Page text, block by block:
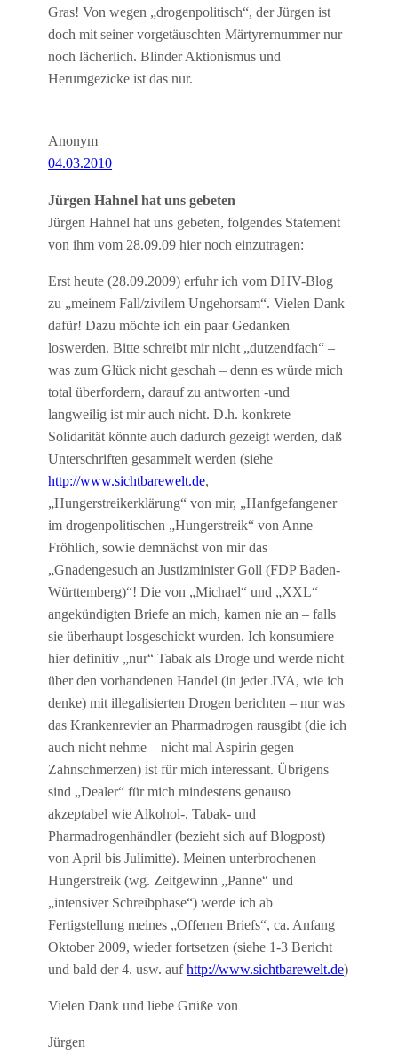
Gras! Von wegen „drogenpolitisch“, der Jürgen ist
doch mit seiner vorgetäuschten Märtyrernummer nur
noch lächerlich. Blinder Aktionismus und
Herumgezicke ist das nur.
Anonym
04.03.2010
Jürgen Hahnel hat uns gebeten
Jürgen Hahnel hat uns gebeten, folgendes Statement
von ihm vom 28.09.09 hier noch einzutragen:
Erst heute (28.09.2009) erfuhr ich vom DHV-Blog
zu „meinem Fall/zivilem Ungehorsam“. Vielen Dank
dafür! Dazu möchte ich ein paar Gedanken
loswerden. Bitte schreibt mir nicht „dutzendfach“ –
was zum Glück nicht geschah – denn es würde mich
total überfordern, darauf zu antworten -und
langweilig ist mir auch nicht. D.h. konkrete
Solidarität könnte auch dadurch gezeigt werden, daß
Unterschriften gesammelt werden (siehe
http://www.sichtbarewelt.de,
„Hungerstreikerklärung“ von mir, „Hanfgefangener
im drogenpolitischen „Hungerstreik“ von Anne
Fröhlich, sowie demnächst von mir das
„Gnadengesuch an Justizminister Goll (FDP Baden-
Württemberg)“! Die von „Michael“ und „XXL“
angekündigten Briefe an mich, kamen nie an – falls
sie überhaupt losgeschickt wurden. Ich konsumiere
hier definitiv „nur“ Tabak als Droge und werde nicht
über den vorhandenen Handel (in jeder JVA, wie ich
denke) mit illegalisierten Drogen berichten – nur was
das Krankenrevier an Pharmadrogen rausgibt (die ich
auch nicht nehme – nicht mal Aspirin gegen
Zahnschmerzen) ist für mich interessant. Übrigens
sind „Dealer“ für mich mindestens genauso
akzeptabel wie Alkohol-, Tabak- und
Pharmadrogenhändler (bezieht sich auf Blogpost)
von April bis Julimitte). Meinen unterbrochenen
Hungerstreik (wg. Zeitgewinn „Panne“ und
„intensiver Schreibphase“) werde ich ab
Fertigstellung meines „Offenen Briefs“, ca. Anfang
Oktober 2009, wieder fortsetzen (siehe 1-3 Bericht
und bald der 4. usw. aufhttp://www.sichtbarewelt.de)
Vielen Dank und liebe Grüße von
Jürgen